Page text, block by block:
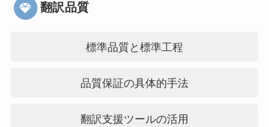
翻訳品質
標準品質と標準工程
品質保証の具体的手法
翻訳支援ツールの活用